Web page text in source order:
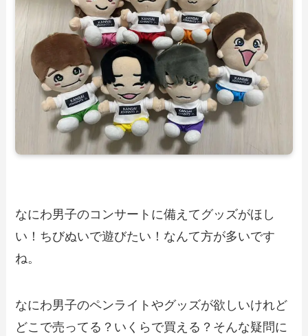
なにわ男子のコンサートに備えてグッズがほし
い！ちびぬいで遊びたい！なんて方が多いです
ね。
なにわ男子のペンライトやグッズが欲しいけれど
どこで売ってる？いくらで買える？そんな疑問に